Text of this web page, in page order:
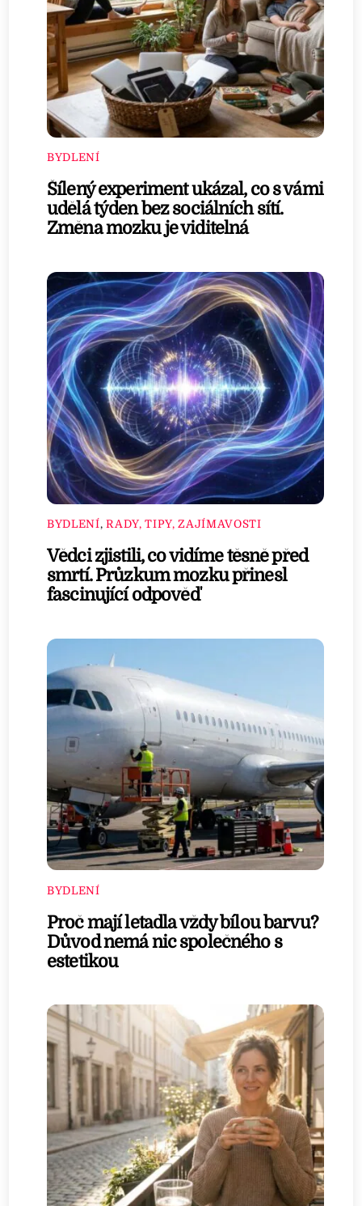
BYDLENÍ
Šílený experiment ukázal, co s vámi
udělá týden bez sociálních sítí.
Změna mozku je viditelná
BYDLENÍ,RADY, TIPY, ZAJÍMAVOSTI
Vědci zjistili, co vidíme těsně před
smrtí. Průzkum mozku přinesl
fascinující odpověď
BYDLENÍ
Proč mají letadla vždy bílou barvu?
Důvod nemá nic společného s
estetikou